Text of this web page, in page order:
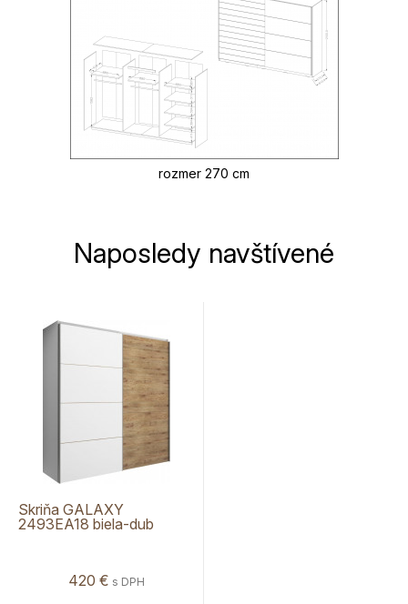
rozmer 270 cm
Naposledy navštívené
Skriňa GALAXY
2493EA18 biela-dub
420 € s DPH